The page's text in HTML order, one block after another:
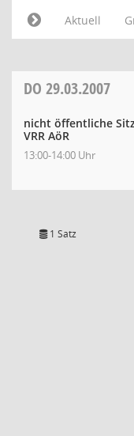
Aktuell
DO 29.03.2007
nicht öffentliche
VRR AöR
13:00-14:00 Uhr
1 Satz